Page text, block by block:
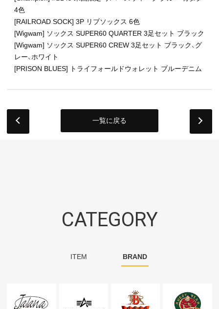
4色
[RAILROAD SOCK] 3P リブソックス 6色
[Wigwam] ソックス SUPER60 QUARTER 3足セット ブラック
[Wigwam] ソックス SUPER60 CREW 3足セット ブラック、グ
レー、ホワイト
[PRISON BLUES] トライフォールドウォレット ブルーデニム
一覧に戻る
CATEGORY
ITEM BRAND